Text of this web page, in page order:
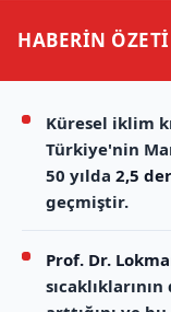
HABERİN ÖZETİ
Küresel iklim
Türkiye'nin
50 yılda 2,5
geçmiştir.
Prof. Dr.